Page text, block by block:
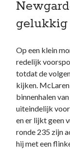
gelukkig
Op een klein
redelijk
totdat de
kijken.
binnenhalen
uiteindelijk
en er lijkt geen
ronde 235 zijn
hij met een